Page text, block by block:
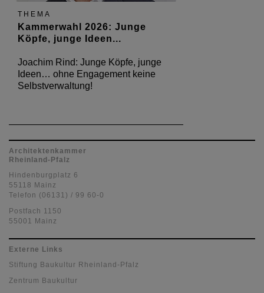
THEMA
Kammerwahl 2026: Junge
Köpfe, junge Ideen...
Joachim Rind: Junge Köpfe, junge
Ideen… ohne Engagement keine
Selbstverwaltung!
Architektenkammer
Rheinland-Pfalz
Hindenburgplatz 6
55118 Mainz
Telefon (06131) / 99 60-0
Postfach 1150
55001 Mainz
Externe Links
Stiftung Baukultur Rheinland-Pfalz
Zentrum Baukultur